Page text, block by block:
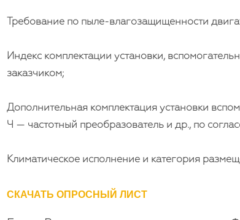
Требование по пыле-влагозащищенности
Индекс комплектации установки,
заказчиком;
Дополнительная комплектация установки
Ч — частотный преобразователь и др., по
Климатическое исполнение и категория
СКАЧАТЬ ОПРОСНЫЙ ЛИСТ